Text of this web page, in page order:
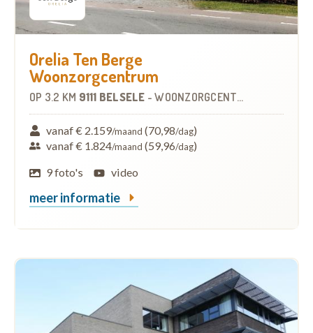
Orelia Ten Berge
Woonzorgcentrum
OP 3.2 KM 9111 BELSELE -WOONZORGCENTRUM (WZC)
vanaf € 2.159/maand (70,98/dag)
vanaf € 1.824/maand (59,96/dag)
9 foto's
video
meer informatie